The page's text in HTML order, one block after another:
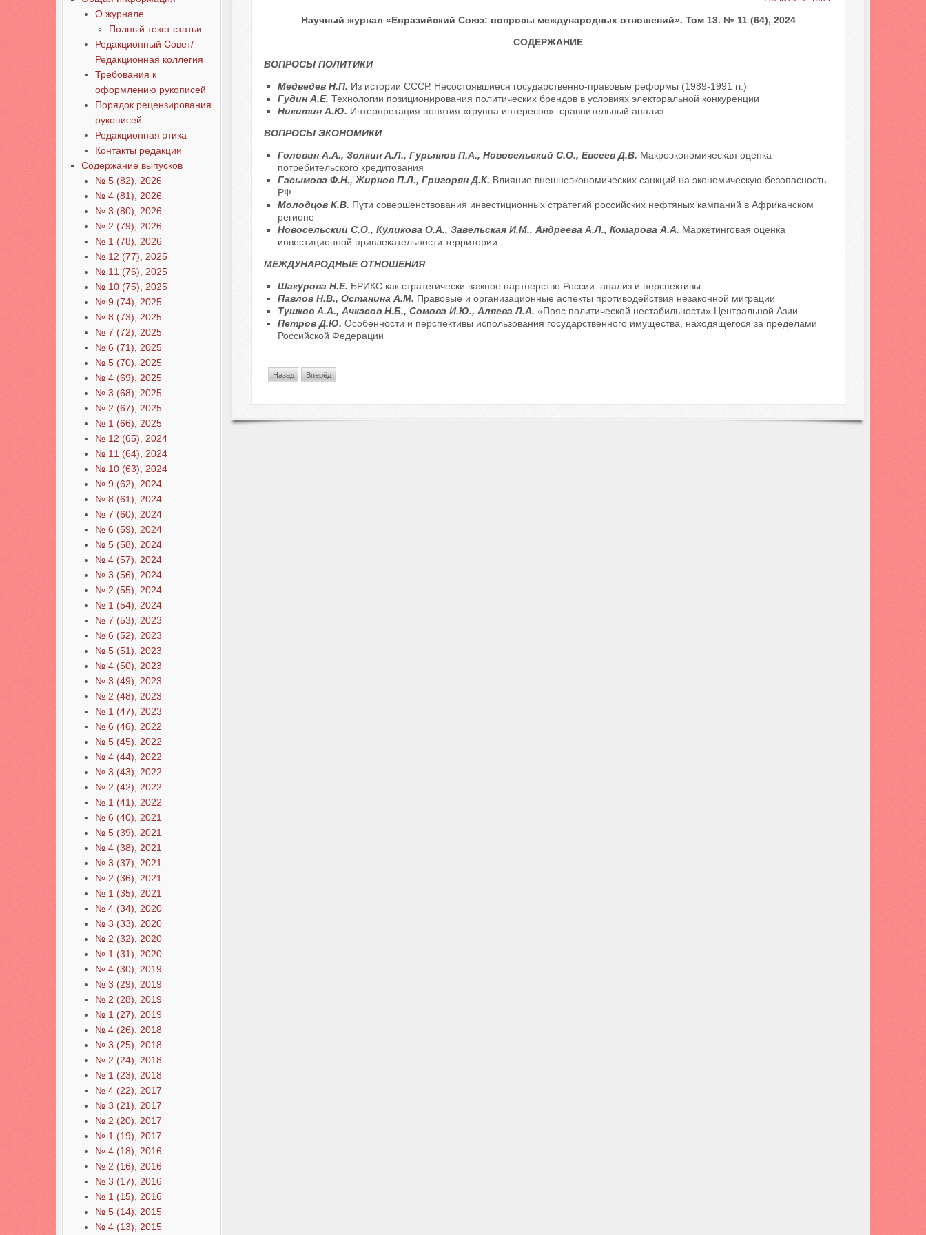
О журнале
Полный текст статьи
Редакционный Совет/
Редакционная коллегия
Требования к
оформлению рукописей
Порядок рецензирования
рукописей
Редакционная этика
Контакты редакции
Содержание выпусков
№ 5 (82), 2026
№ 4 (81), 2026
№ 3 (80), 2026
№ 2 (79), 2026
№ 1 (78), 2026
№ 12 (77), 2025
№ 11 (76), 2025
№ 10 (75), 2025
№ 9 (74), 2025
№ 8 (73), 2025
№ 7 (72), 2025
№ 6 (71), 2025
№ 5 (70), 2025
№ 4 (69), 2025
№ 3 (68), 2025
№ 2 (67), 2025
№ 1 (66), 2025
№ 12 (65), 2024
№ 11 (64), 2024
№ 10 (63), 2024
№ 9 (62), 2024
№ 8 (61), 2024
№ 7 (60), 2024
№ 6 (59), 2024
№ 5 (58), 2024
№ 4 (57), 2024
№ 3 (56), 2024
№ 2 (55), 2024
№ 1 (54), 2024
№ 7 (53), 2023
№ 6 (52), 2023
№ 5 (51), 2023
№ 4 (50), 2023
№ 3 (49), 2023
№ 2 (48), 2023
№ 1 (47), 2023
№ 6 (46), 2022
№ 5 (45), 2022
№ 4 (44), 2022
№ 3 (43), 2022
№ 2 (42), 2022
№ 1 (41), 2022
№ 6 (40), 2021
№ 5 (39), 2021
№ 4 (38), 2021
№ 3 (37), 2021
№ 2 (36), 2021
№ 1 (35), 2021
№ 4 (34), 2020
№ 3 (33), 2020
№ 2 (32), 2020
№ 1 (31), 2020
№ 4 (30), 2019
№ 3 (29), 2019
№ 2 (28), 2019
№ 1 (27), 2019
№ 4 (26), 2018
№ 3 (25), 2018
№ 2 (24), 2018
№ 1 (23), 2018
№ 4 (22), 2017
№ 3 (21), 2017
№ 2 (20), 2017
№ 1 (19), 2017
№ 4 (18), 2016
№ 2 (16), 2016
№ 3 (17), 2016
№ 1 (15), 2016
№ 5 (14), 2015
№ 4 (13), 2015
Научный журнал «Евразийский Союз: вопросы международных отношений». Том 13. № 11 (64), 2024
СОДЕРЖАНИЕ
ВОПРОСЫ ПОЛИТИКИ
Медведев Н.П. Из истории СССР. Несостоявшиеся государственно-правовые реформы (1989-1991 гг.)
Гудин А.Е. Технологии позиционирования политических брендов в условиях электоральной конкуренции
Никитин А.Ю. Интерпретация понятия «группа интересов»: сравнительный анализ
ВОПРОСЫ ЭКОНОМИКИ
Головин А.А., Золкин А.Л., Гурьянов П.А., Новосельский С.О., Евсеев Д.В. Макроэкономическая оценка
потребительского кредитования
Гасымова Ф.Н., Жирнов П.Л., Григорян Д.К. Влияние внешнеэкономических санкций на экономическую безопасность
РФ
Молодцов К.В. Пути совершенствования инвестиционных стратегий российских нефтяных кампаний в Африканском
регионе
Новосельский С.О., Куликова О.А., Завельская И.М., Андреева А.Л., Комарова А.А. Маркетинговая оценка
инвестиционной привлекательности территории
МЕЖДУНАРОДНЫЕ ОТНОШЕНИЯ
Шакурова Н.Е. БРИКС как стратегически важное партнерство России: анализ и перспективы
Павлов Н.В., Останина А.М. Правовые и организационные аспекты противодействия незаконной миграции
Тушков А.А., Ачкасов Н.Б., Сомова И.Ю., Аляева Л.А. «Пояс политической нестабильности» Центральной Азии
Петров Д.Ю. Особенности и перспективы использования государственного имущества, находящегося за пределами
Российской Федерации
Назад Вперёд